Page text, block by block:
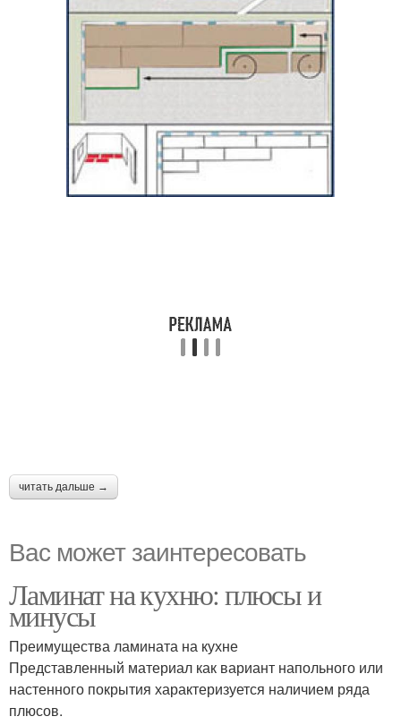
читать дальше →
Вас может заинтересовать
Ламинат на кухню: плюсы и
минусы
Преимущества ламината на кухне
Представленный материал как вариант напольного или
настенного покрытия характеризуется наличием ряда
плюсов.